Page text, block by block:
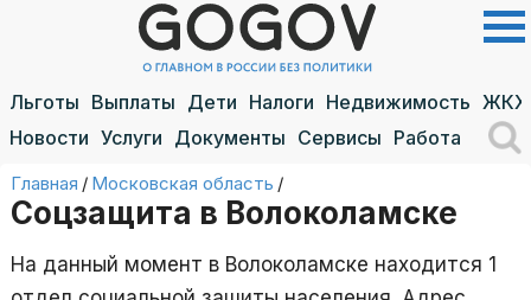
Льготы Выплаты Дети Налоги Недвижимость ЖКХ
Новости Услуги Документы Сервисы Работа
Главная / Московская область /
Соцзащита в Волоколамске
На данный момент в Волоколамске находится 1